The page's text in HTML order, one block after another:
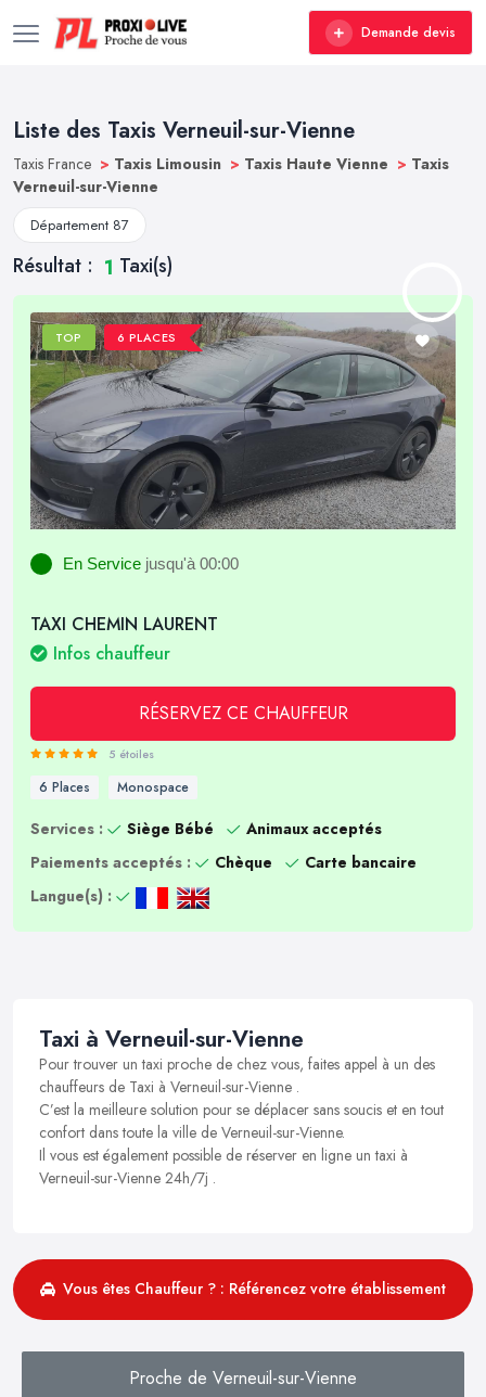
Demande devis
Liste des Taxis Verneuil-sur-Vienne
Taxis France > Taxis Limousin > Taxis Haute Vienne > Taxis
Verneuil-sur-Vienne
Département 87
Résultat : 1 Taxi(s)
TOP 6 PLACES
En Service jusqu'à 00:00
TAXI CHEMIN LAURENT
Infos chauffeur
RÉSERVEZ CE CHAUFFEUR
5 étoiles
6 Places Monospace
Services : Siège Bébé
Animaux acceptés
Paiements acceptés :
Chèque
Carte bancaire
Langue(s) :
Taxi à Verneuil-sur-Vienne
Pour trouver un taxi proche de chez vous, faites appel à un des
chauffeurs de Taxi à Verneuil-sur-Vienne .
C’est la meilleure solution pour se déplacer sans soucis et en tout
confort dans toute la ville de Verneuil-sur-Vienne.
Il vous est également possible de réserver en ligne un taxi à
Verneuil-sur-Vienne 24h/7j .
Vous êtes Chauffeur ? : Référencez votre établissement
Proche de Verneuil-sur-Vienne